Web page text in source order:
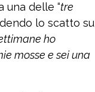
una delle “tre
lo scatto su
ho
mosse e sei una